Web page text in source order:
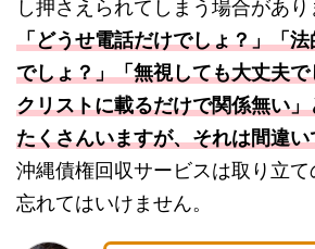
し押さえられてしまう場合があり
「どうせ電話だけでしょ？」「
でしょ？」「無視しても大丈夫
クリストに載るだけで関係無い
たくさんいますが、それは間違い
沖縄債権回収サービスは取り立
忘れてはいけません。